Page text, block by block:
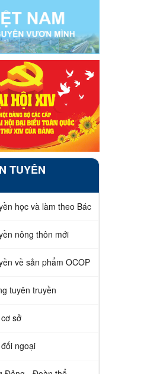
TUYÊN
học và làm theo Bác
nông thôn mới
về sản phẩm OCOP
tuyên truyền
sở
ngoại